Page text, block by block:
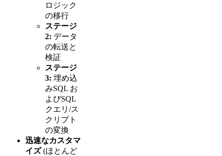
ロジック
の移行
ステージ
2: データ
の転送と
検証
ステージ
3: 埋め込
みSQL お
よびSQL
クエリ/ス
クリプト
の変換
迅速なカスタマ
イズ(ほとんど